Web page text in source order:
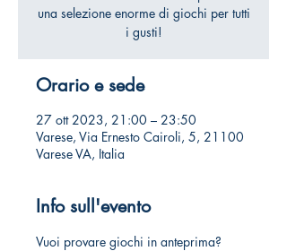
una selezione enorme di giochi per tutti
i gusti!
Orario e sede
27 ott 2023, 21:00 – 23:50
Varese, Via Ernesto Cairoli, 5, 21100
Varese VA, Italia
Info sull'evento
Vuoi provare giochi in anteprima?